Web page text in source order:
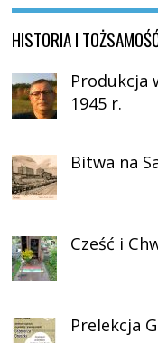
HISTORIA I
Produkcja
1945 r.
Bitwa na
Cześć i
Prelekcja